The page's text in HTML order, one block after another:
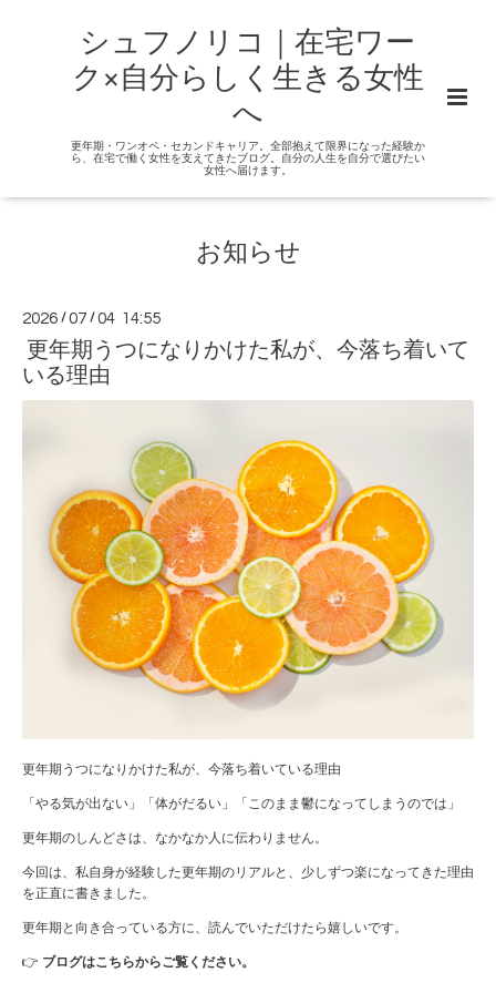
シュフノリコ｜在宅ワー
ク×自分らしく生きる女性
へ
更年期・ワンオペ・セカンドキャリア。全部抱えて限界になった経験か
ら、在宅で働く女性を支えてきたブログ。自分の人生を自分で選びたい
女性へ届けます。
お知らせ
2026 /07 /04 14:55
更年期うつになりかけた私が、今落ち着いて
いる理由
更年期うつになりかけた私が、今落ち着いている理由
「やる気が出ない」「体がだるい」「このまま鬱になってしまうのでは」
更年期のしんどさは、なかなか人に伝わりません。
今回は、私自身が経験した更年期のリアルと、少しずつ楽になってきた理由
を正直に書きました。
更年期と向き合っている方に、読んでいただけたら嬉しいです。
👉 ブログはこちらからご覧ください。